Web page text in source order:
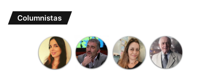
Columnistas